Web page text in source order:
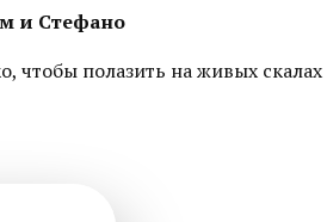
и Стефано
чтобы полазить на живых скалах